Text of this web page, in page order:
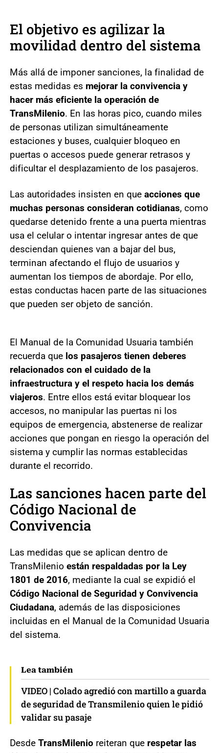
El objetivo es agilizar la
movilidad dentro del sistema
Más allá de imponer sanciones, la finalidad de
estas medidas es mejorar la convivencia y
hacer más eficiente la operación de
TransMilenio. En las horas pico, cuando miles
de personas utilizan simultáneamente
estaciones y buses, cualquier bloqueo en
puertas o accesos puede generar retrasos y
dificultar el desplazamiento de los pasajeros.
Las autoridades insisten en que acciones que
muchas personas consideran cotidianas, como
quedarse detenido frente a una puerta mientras
usa el celular o intentar ingresar antes de que
desciendan quienes van a bajar del bus,
terminan afectando el flujo de usuarios y
aumentan los tiempos de abordaje. Por ello,
estas conductas hacen parte de las situaciones
que pueden ser objeto de sanción.
El Manual de la Comunidad Usuaria también
recuerda que los pasajeros tienen deberes
relacionados con el cuidado de la
infraestructura y el respeto hacia los demás
viajeros. Entre ellos está evitar bloquear los
accesos, no manipular las puertas ni los
equipos de emergencia, abstenerse de realizar
acciones que pongan en riesgo la operación del
sistema y cumplir las normas establecidas
durante el recorrido.
Las sanciones hacen parte del
Código Nacional de
Convivencia
Las medidas que se aplican dentro de
TransMilenio están respaldadas por la Ley
1801 de 2016, mediante la cual se expidió el
Código Nacional de Seguridad y Convivencia
Ciudadana, además de las disposiciones
incluidas en el Manual de la Comunidad Usuaria
del sistema.
Lea también
VIDEO | Colado agredió con martillo a guarda
de seguridad de Transmilenio quien le pidió
validar su pasaje
Desde TransMilenio reiteran que respetar las